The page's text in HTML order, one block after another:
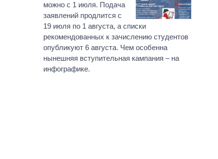
ГЛАВЫ ОБЛАДМИНИСТРАЦИЙ
МЭРЫ
ВСЕ ПЕРСОНЫ
СРАВНЕНИЕ ПОЛИТИКОВ
можно с 1 июля. Подача
заявлений продлится с
19 июля по 1 августа, а списки
рекомендованных к зачислению студентов
опубликуют 6 августа. Чем особенна
нынешняя вступительная кампания – на
инфографике.